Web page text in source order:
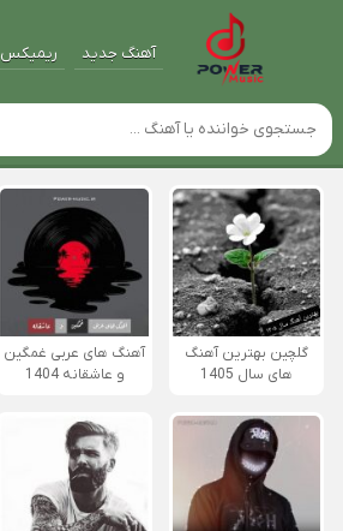
آهنگ جدید ریمیکس
گلچین بهترین آهنگ
های سال 1405
آهنگ های عربی غمگین
و عاشقانه 1404